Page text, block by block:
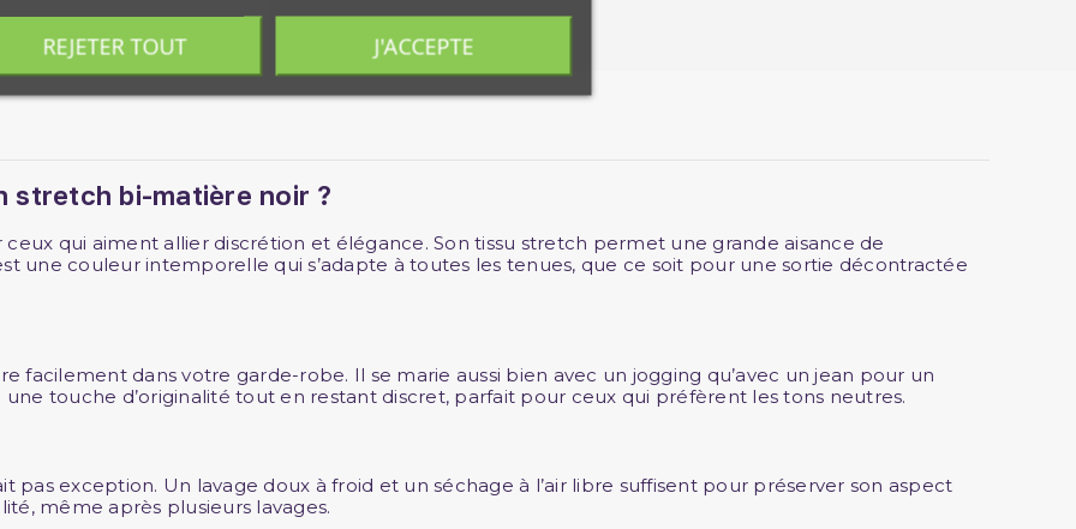
stretch bi-matière noir ?
qui aiment allier discrétion et élégance. Son tissu stretch permet une grande aisance de
une couleur intemporelle qui s’adapte à toutes les tenues, que ce soit pour une sortie décontractée
facilement dans votre garde-robe. Il se marie aussi bien avec un jogging qu’avec un jean pour un
touche d’originalité tout en restant discret, parfait pour ceux qui préfèrent les tons neutres.
pas exception. Un lavage doux à froid et un séchage à l’air libre suffisent pour préserver son aspect
même après plusieurs lavages.
REJETER TOUT J'ACCEPTE